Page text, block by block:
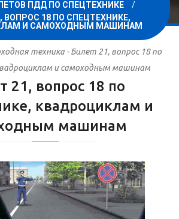
ПДД ПО СПЕЦТЕХНИКЕ
ВОПРОС 18 ПО СПЕЦТЕХНИКЕ,
И САМОХОДНЫМ МАШИНАМ
техника - Билет 21, вопрос 18 по
и самоходным машинам
21, вопрос 18 по
квадроциклам и
машинам